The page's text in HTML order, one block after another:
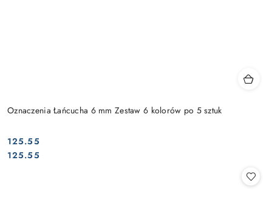
Oznaczenia Łańcucha 6 mm Zestaw 6 kolorów po 5 sztuk
Cena:
125.55
Cena:
125.55